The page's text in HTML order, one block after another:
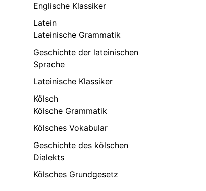
Englische Klassiker
Latein
Lateinische Grammatik
Geschichte der lateinischen
Sprache
Lateinische Klassiker
Kölsch
Kölsche Grammatik
Kölsches Vokabular
Geschichte des kölschen
Dialekts
Kölsches Grundgesetz